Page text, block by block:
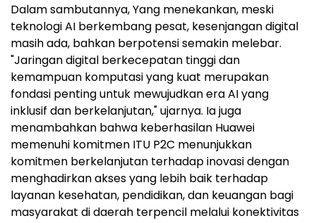
Dalam sambutannya, Yang menekankan, meski
teknologi AI berkembang pesat, kesenjangan digital
masih ada, bahkan berpotensi semakin melebar.
"Jaringan digital berkecepatan tinggi dan
kemampuan komputasi yang kuat merupakan
fondasi penting untuk mewujudkan era AI yang
inklusif dan berkelanjutan," ujarnya. Ia juga
menambahkan bahwa keberhasilan Huawei
memenuhi komitmen ITU P2C menunjukkan
komitmen berkelanjutan terhadap inovasi dengan
menghadirkan akses yang lebih baik terhadap
layanan kesehatan, pendidikan, dan keuangan bagi
masyarakat di daerah terpencil melalui konektivitas